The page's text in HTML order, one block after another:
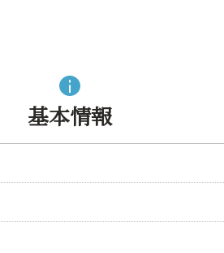
基本情報